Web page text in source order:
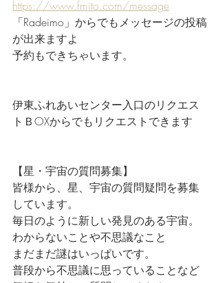
https://www.fmito.com/message
「Radeimo」からでもメッセージの投稿
が出来ますよ
予約もできちゃいます。
伊東ふれあいセンター入口のリクエス
トＢOXからでもリクエストできます
【星・宇宙の質問募集】
皆様から、星、宇宙の質問疑問を募集
しています。
毎日のように新しい発見のある宇宙。
わからないことや不思議なこと
まだまだ謎はいっぱいです。
普段から不思議に思っていることなど